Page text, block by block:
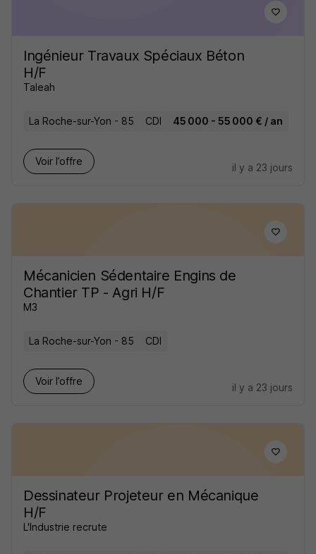
Ingénieur Travaux Spéciaux Béton
H/F
Taleah
La Roche-sur-Yon - 85 CDI 45 000 - 55 000 € / an
Voir l’offre
il y a 23 jours
Mécanicien Sédentaire Engins de
Chantier TP - Agri H/F
M3
La Roche-sur-Yon - 85 CDI
Voir l’offre
il y a 23 jours
Dessinateur Projeteur en Mécanique
H/F
L'Industrie recrute